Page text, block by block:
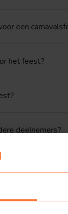
een
het feest?
deelnemers?